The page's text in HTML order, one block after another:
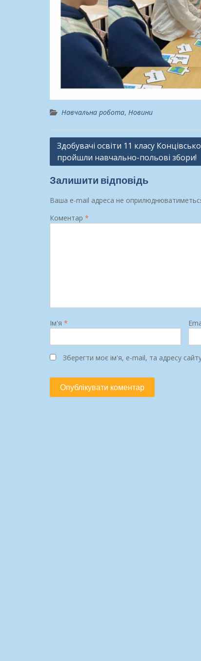
Навчальна робота, Новини
Навігація
записів
Здобувачі освіти 11 класу
пройшли навчально-польові збори!
Залишити відповідь
Ваша e-mail адреса не
Коментар *
Ім'я *
Зберегти моє ім'я, e-mail, та адресу